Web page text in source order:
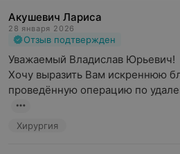
Акушевич Лариса
28 января 2026
Отзыв подтвержден
Уважаемый Владислав Юрьевич!
Хочу выразить Вам искреннюю
проведённую операцию по
Хирургия